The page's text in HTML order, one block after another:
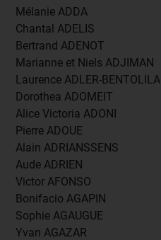
Mélanie ADDA
Chantal ADELIS
Bertrand ADENOT
Marianne et Niels ADJIMAN
Laurence ADLER-BENTOLILA
Dorothea ADOMEIT
Alice Victoria ADONI
Pierre ADOUE
Alain ADRIANSSENS
Aude ADRIEN
Victor AFONSO
Bonifacio AGAPIN
Sophie AGAUGUE
Yvan AGAZAR